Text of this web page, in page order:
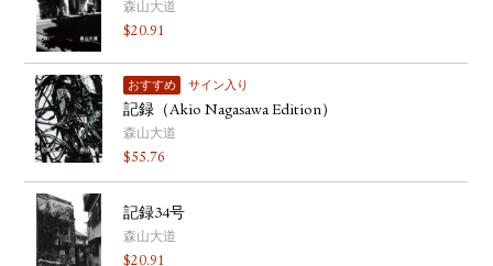
森山大道
$20.91
おすすめ サイン入り
記録（Akio Nagasawa Edition）
森山大道
$55.76
記録34号
森山大道
$20.91